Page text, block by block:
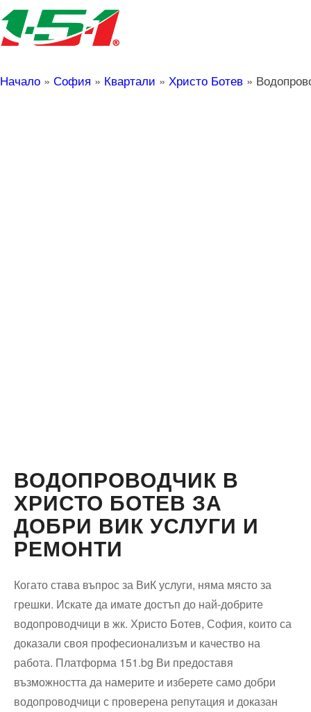
Начало » София » Квартали » Христо Ботев »
ВОДОПРОВОДЧИК В
ХРИСТО БОТЕВ ЗА
ДОБРИ ВИК УСЛУГИ И
РЕМОНТИ
Когато става въпрос за ВиК услуги, няма място за
грешки. Искате да имате достъп до най-добрите
водопроводчици в жк. Христо Ботев, София, които са
доказали своя професионализъм и качество на
работа. Платформа 151.bg Ви предоставя
възможността да намерите и изберете само добри
водопроводчици с проверена репутация и доказан